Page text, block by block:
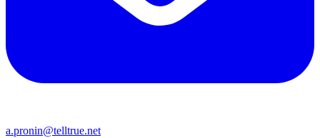
a.pronin@telltrue.net